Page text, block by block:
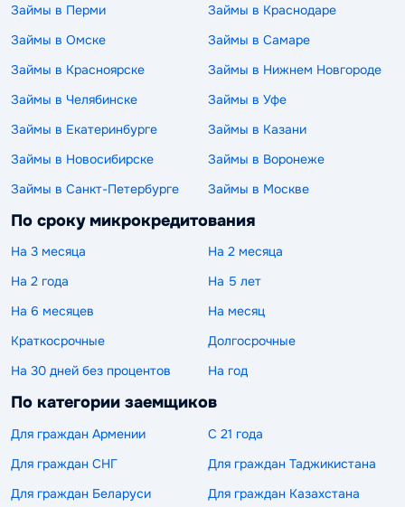
Займы в Перми
Займы в Краснодаре
Займы в Омске
Займы в Самаре
Займы в Красноярске
Займы в Нижнем Новгороде
Займы в Челябинске
Займы в Уфе
Займы в Екатеринбурге
Займы в Казани
Займы в Новосибирске
Займы в Воронеже
Займы в Санкт-Петербурге
Займы в Москве
По сроку микрокредитования
На 3 месяца
На 2 месяца
На 2 года
На 5 лет
На 6 месяцев
На месяц
Краткосрочные
Долгосрочные
На 30 дней без процентов
На год
По категории заемщиков
Для граждан Армении
С 21 года
Для граждан СНГ
Для граждан Таджикистана
Для граждан Беларуси
Для граждан Казахстана